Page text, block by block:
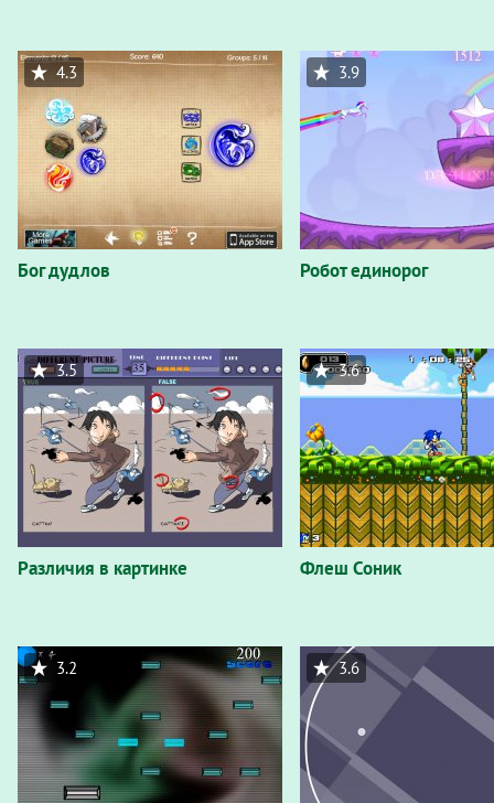
Бог дудлов
4.3
Робот единорог
3.9
Различия в картинке
3.5
Флеш Соник
3.6
3.2 3.6